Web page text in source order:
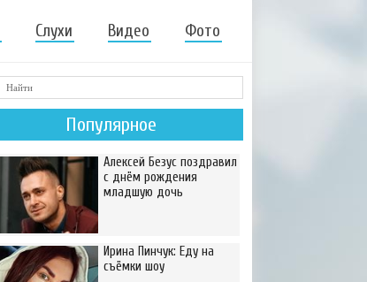
Слухи Видео Фото
Популярное
Алексей Безус поздравил
с днём рождения
младшую дочь
Ирина Пинчук: Еду на
съёмки шоу